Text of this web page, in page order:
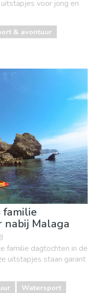
voor jong en
& avontuur
familie
nabij Malaga
familie dagtochten in de
uitstapjes staan garant
Watersport